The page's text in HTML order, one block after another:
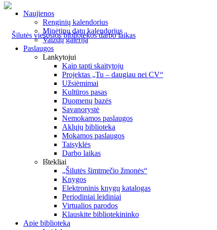
Naujienos
Renginių kalendorius
Minėtinų datų kalendorius
Vaizdų galerija
Paslaugos
Lankytojui
Kaip tapti skaitytoju
Projektas „Tu – daugiau nei CV“
Užsiėmimai
Kultūros pasas
Duomenų bazės
Savanorystė
Nemokamos paslaugos
Aklųjų biblioteka
Mokamos paslaugos
Taisyklės
Darbo laikas
Ištekliai
„Šilutės šimtmečio žmonės“
Knygos
Elektroninis knygų katalogas
Periodiniai leidiniai
Virtualios parodos
Klauskite bibliotekininko
Apie biblioteką